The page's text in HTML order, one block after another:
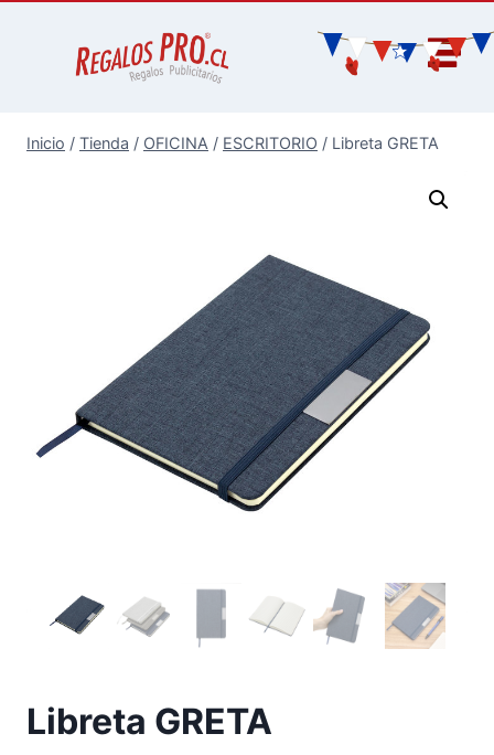
Inicio / Tienda / OFICINA / ESCRITORIO / Libreta GRETA
Libreta GRETA